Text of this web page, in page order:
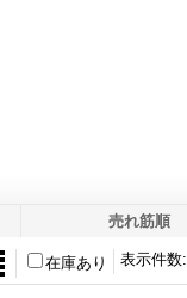
売れ筋順
表示件数:
在庫あり